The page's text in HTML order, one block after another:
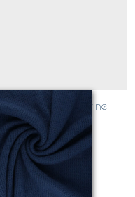
MORELIE bleu marine
Sur demande